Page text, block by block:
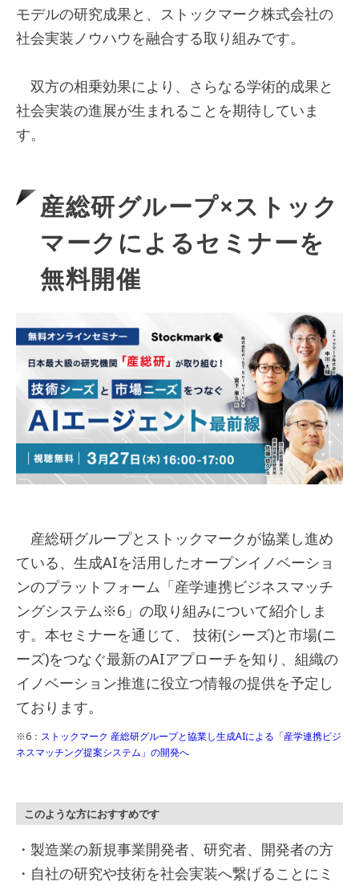
モデルの研究成果と、ストックマーク株式会社の
社会実装ノウハウを融合する取り組みです。
双方の相乗効果により、さらなる学術的成果と
社会実装の進展が生まれることを期待していま
す。
産総研グループ×ストック
マークによるセミナーを
無料開催
産総研グループとストックマークが協業し進め
ている、生成AIを活用したオープンイノベーショ
ンのプラットフォーム「産学連携ビジネスマッチ
ングシステム※6 」の取り組みについて紹介しま
す。本セミナーを通じて、 技術(シーズ)と市場(ニ
ーズ)をつなぐ最新のAIアプローチを知り、組織の
イノベーション推進に役立つ情報の提供を予定し
ております。
※6： ストックマーク 産総研グループと協業し生成AIによる「産学連携ビジ
ネスマッチング提案システム」の開発へ
このような方におすすめです
・製造業の新規事業開発者、研究者、開発者の方
・自社の研究や技術を社会実装へ繋げることにミ